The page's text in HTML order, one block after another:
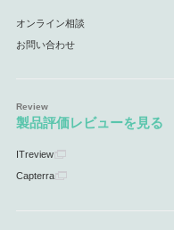
オンライン相談
お問い合わせ
製品評価レビューを見る
ITreview
Capterra